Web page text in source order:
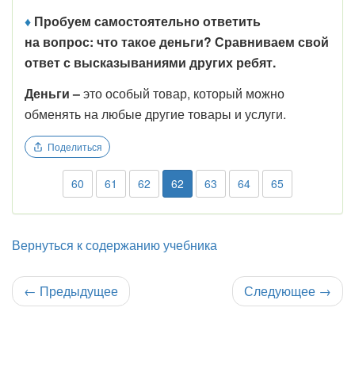
♦ Пробуем самостоятельно ответить
на вопрос: что такое деньги? Сравниваем свой
ответ с высказываниями других ребят.
Деньги –это особый товар, который можно
обменять на любые другие товары и услуги.
Поделиться
60 61 62 62 63 64 65
Вернуться к содержанию учебника
← Предыдущее Следующее →